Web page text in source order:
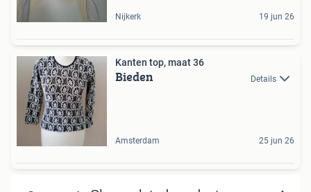
Nijkerk 19 jun 26
Kanten top, maat 36
Bieden Details
Amsterdam 25 jun 26